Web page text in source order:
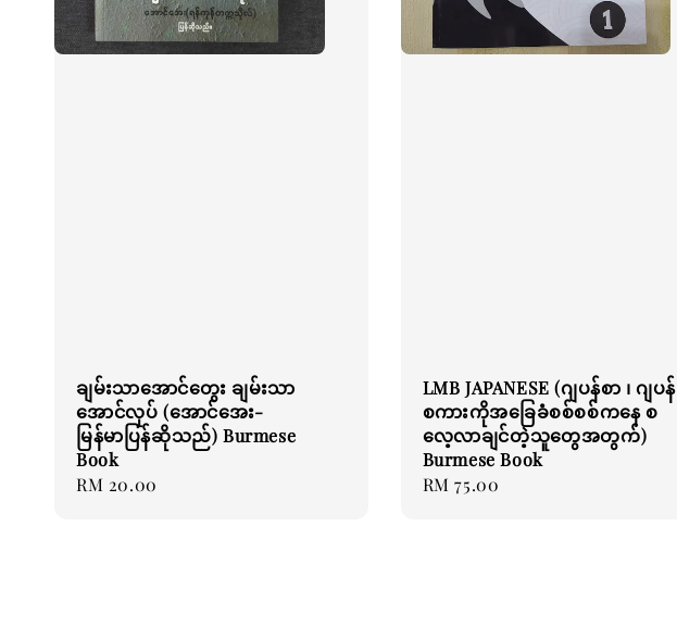
ချမ်းသာအောင်တွေး ချမ်းသာ
အောင်လုပ် (အောင်အေး-
မြန်မာပြန်ဆိုသည်) Burmese
Book
Regular
RM 20.00
LMB JAPANESE (ဂျပန်စာ ၊ ဂျပန်
စကားကိုအခြေခံစစ်စစ်ကနေ စ
လေ့လာချင်တဲ့သူတွေအတွက်)
Burmese Book
Regular
RM 75.00